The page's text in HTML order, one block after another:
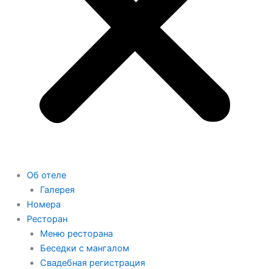
Об отеле
Галерея
Номера
Ресторан
Меню ресторана
Беседки с мангалом
Свадебная регистрация